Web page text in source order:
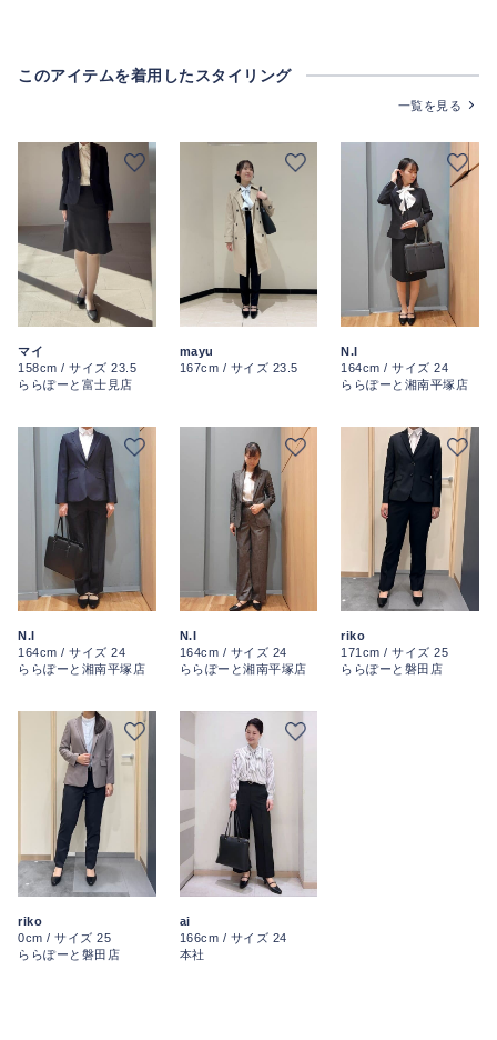
このアイテムを着用したスタイリング
一覧を見る
マイ
158cm / サイズ 23.5
ららぽーと富士見店
mayu
167cm / サイズ 23.5
N.I
164cm / サイズ 24
ららぽーと湘南平塚店
N.I
164cm / サイズ 24
ららぽーと湘南平塚店
N.I
164cm / サイズ 24
ららぽーと湘南平塚店
riko
171cm / サイズ 25
ららぽーと磐田店
riko
0cm / サイズ 25
ららぽーと磐田店
ai
166cm / サイズ 24
本社